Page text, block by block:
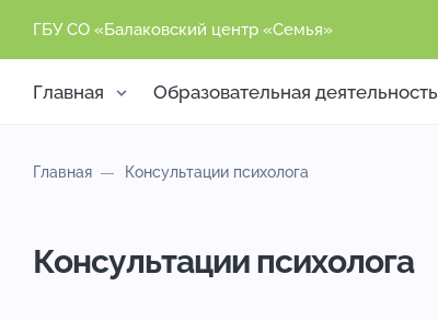
ГБУ СО «Балаковский центр «Семья»
Главная Образовательная деятельность
Главная Консультации психолога
Консультации психолога